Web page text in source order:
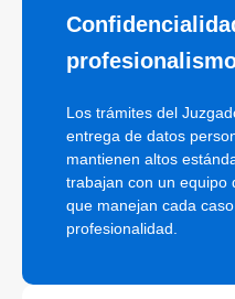
Los trámites del
entrega de datos
mantienen altos
trabajan con un equipo
que manejan cada
profesionalidad.